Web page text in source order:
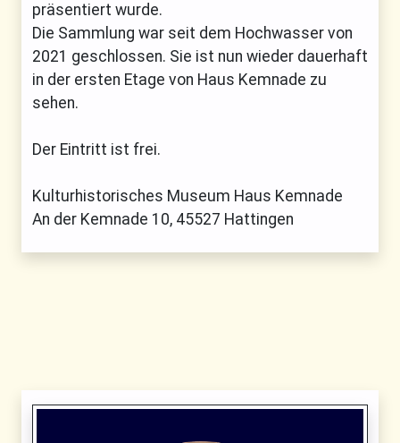
präsentiert wurde.
Die Sammlung war seit dem Hochwasser von
2021 geschlossen. Sie ist nun wieder dauerhaft
in der ersten Etage von Haus Kemnade zu
sehen.
Der Eintritt ist frei.
Kulturhistorisches Museum Haus Kemnade
An der Kemnade 10, 45527 Hattingen